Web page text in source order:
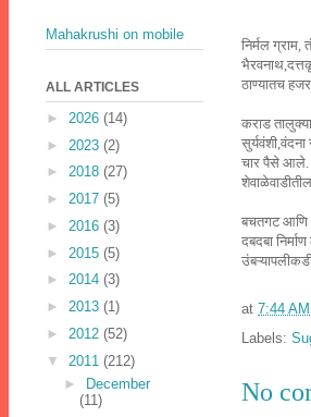
निर्मल
ठाण्यातच
कराड
चार पैसे आले.
बचतगट आणि
दबदबा
at 7:44 AM
Labels:
No
Mahakrushi on mobile
ALL ARTICLES
► 2026 (14)
► 2023 (2)
► 2018 (27)
► 2017 (5)
► 2016 (3)
► 2015 (5)
► 2014 (3)
► 2013 (1)
► 2012 (52)
▼ 2011 (212)
►
December
(11)